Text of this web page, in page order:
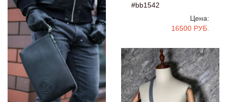
#bb1542
Цена:
16500 РУБ.